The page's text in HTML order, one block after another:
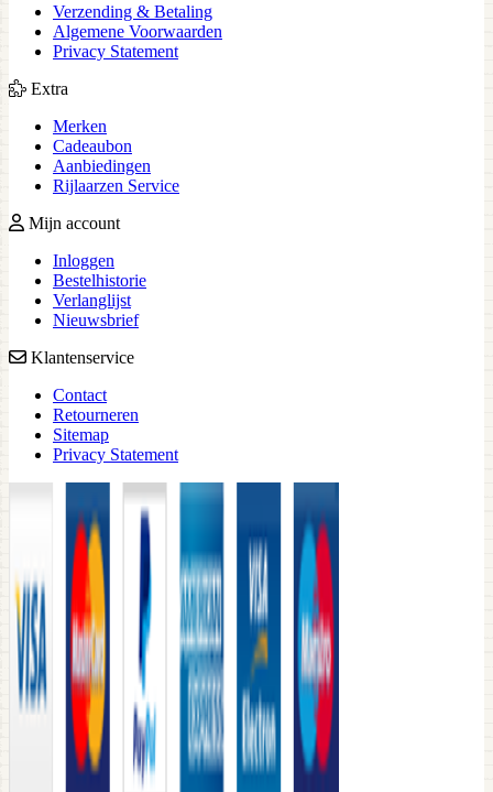
Verzending & Betaling
Algemene Voorwaarden
Privacy Statement
Extra
Merken
Cadeaubon
Aanbiedingen
Rijlaarzen Service
Mijn account
Inloggen
Bestelhistorie
Verlanglijst
Nieuwsbrief
Klantenservice
Contact
Retourneren
Sitemap
Privacy Statement